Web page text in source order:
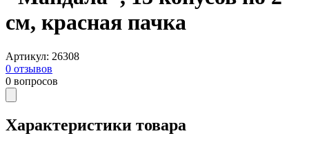
см, красная пачка
Артикул: 26308
0 отзывов
0 вопросов
Характеристики товара